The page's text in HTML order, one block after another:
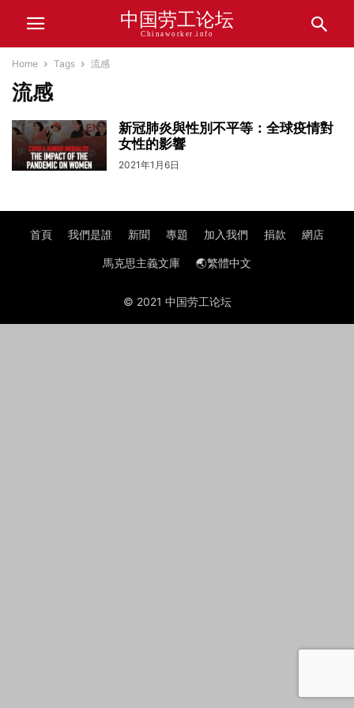
中国劳工论坛
Chinaworker.info
Home Tags 流感
流感
新冠肺炎與性別不平等：全球疫情對
女性的影響
2021年1月6日
首頁 我們是誰 新聞 專題 加入我們 捐款 網店
馬克思主義文庫 🌏繁體中文
© 2021 中国劳工论坛